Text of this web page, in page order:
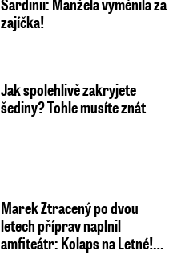
Sardinii: Manžela vyměnila za
zajíčka!
Jak spolehlivě zakryjete
šediny? Tohle musíte znát
Marek Ztracený po dvou
letech příprav naplnil
amfiteátr: Kolaps na Letné!…